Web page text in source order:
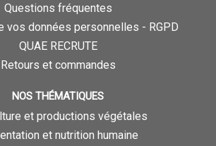
Questions fréquentes
vos données personnelles - RGPD
QUAE RECRUTE
Retours et commandes
NOS THÉMATIQUES
et productions végétales
et nutrition humaine